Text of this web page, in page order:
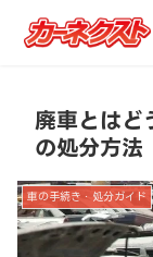
ホーム コ
廃車とはど
の処分方法
車の手続き・処分ガイド